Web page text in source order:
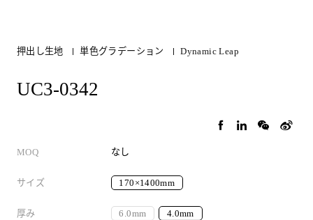
押出し生地 単色グラデーション Dynamic Leap
UC3-0342
MOQ なし
サイズ 170×1400mm
厚み 6.0mm 4.0mm